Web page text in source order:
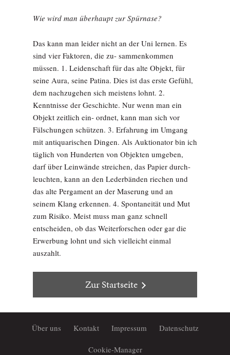
Wie wird man überhaupt zur Spürnase?
Das kann man leider nicht an der Uni lernen. Es
sind vier Faktoren, die zu- sammenkommen
müssen. 1. Leidenschaft für das alte Objekt, für
seine Aura, seine Patina. Dies ist das erste Gefühl,
dem nachzugehen sich meistens lohnt. 2.
Kenntnisse der Geschichte. Nur wenn man ein
Objekt zeitlich ein- ordnet, kann man sich vor
Fälschungen schützen. 3. Erfahrung im Umgang
mit antiquarischen Dingen. Als Auktionator bin ich
täglich von Hunderten von Objekten umgeben,
darf über Leinwände streichen, das Papier durch-
leuchten, kann an den Lederbänden riechen und
das alte Pergament an der Maserung und an
seinem Klang erkennen. 4. Spontaneität und Mut
zum Risiko. Meist muss man ganz schnell
entscheiden, ob das Weiterforschen oder gar die
Erwerbung lohnt und sich vielleicht einmal
auszahlt.
Zur Startseite
Über uns Kontakt Impressum Datenschutz
Cookie-Manager